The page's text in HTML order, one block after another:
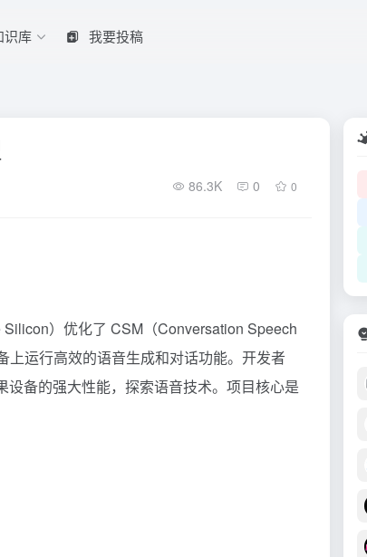
识库 我要投稿
86.3K 0 0
）优化了 CSM（Conversation Speech
上运行高效的语音生成和对话功能。开发者
备的强大性能，探索语音技术。项目核心是